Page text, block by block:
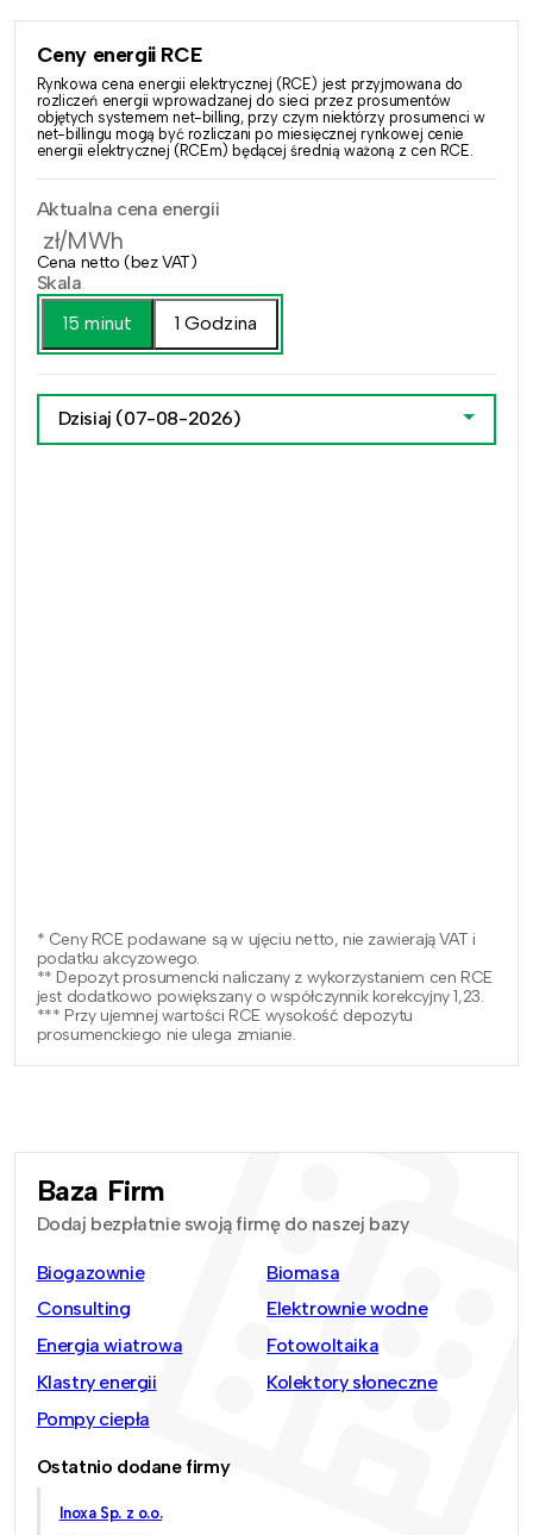
Ceny energii RCE
Rynkowa cena energii elektrycznej (RCE) jest przyjmowana do
rozliczeń energii wprowadzanej do sieci przez prosumentów
objętych systemem net-billing, przy czym niektórzy prosumenci w
net-billingu mogą być rozliczani po miesięcznej rynkowej cenie
energii elektrycznej (RCEm) będącej średnią ważoną z cen RCE.
Aktualna cena energii
zł/MWh
Cena netto (bez VAT)
Skala
15 minut
1 Godzina
Dzisiaj (07-08-2026)
* Ceny RCE podawane są w ujęciu netto, nie zawierają VAT i
podatku akcyzowego.
** Depozyt prosumencki naliczany z wykorzystaniem cen RCE
jest dodatkowo powiększany o współczynnik korekcyjny 1,23.
*** Przy ujemnej wartości RCE wysokość depozytu
prosumenckiego nie ulega zmianie.
Baza Firm
Dodaj bezpłatnie swoją firmę do naszej bazy
Biogazownie
Biomasa
Consulting
Elektrownie wodne
Energia wiatrowa
Fotowoltaika
Klastry energii
Kolektory słoneczne
Pompy ciepła
Ostatnio dodane firmy
Inoxa Sp. z o.o.